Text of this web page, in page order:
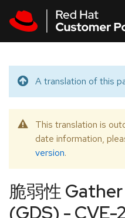
Translated
A translation of this
Warning
This translation is
date information,
version.
脆弱性
(GDS) -